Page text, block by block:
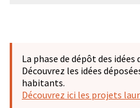
La phase de dépôt des
Découvrez les idées
habitants.
Découvrez ici les projets